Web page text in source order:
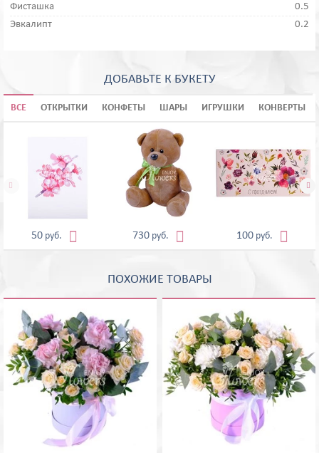
Фисташка
0.5
Эвкалипт
0.2
ДОБАВЬТЕ К БУКЕТУ
ВСЕ ОТКРЫТКИ КОНФЕТЫ ШАРЫ ИГРУШКИ КОНВЕРТЫ
50 руб.  730 руб.  100 руб. 
 
ПОХОЖИЕ ТОВАРЫ